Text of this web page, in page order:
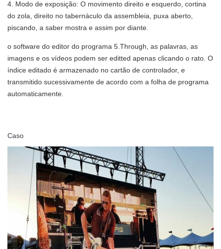
4. Modo de exposição: O movimento direito e esquerdo, cortina
do zola, direito no tabernáculo da assembleia, puxa aberto,
piscando, a saber mostra e assim por diante.
o software do editor do programa 5.Through, as palavras, as
imagens e os vídeos podem ser editted apenas clicando o rato. O
índice editado é armazenado no cartão de controlador, e
transmitido sucessivamente de acordo com a folha de programa
automaticamente.
Caso